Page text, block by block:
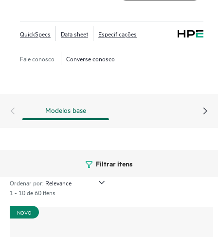
banda do PCIe Gen4 em servidores selecionados para
cargas de trabalho com predominância de leitura, como
cache de leitura, servidores web e inicialização/troca.
QuickSpecs Data sheet Especificações
Fale conosco Converse conosco
Modelos base
Filtrar itens
Ordenar por:
1 - 10 de 60 itens
NOVO